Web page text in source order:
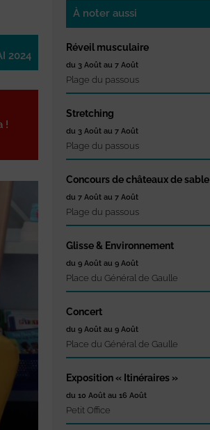
2024
!
À noter aussi
Réveil musculaire
du 3 Août au 7 Août
Plage du passous
Stretching
du 3 Août au 7 Août
Plage du passous
Concours de châteaux de sable
du 7 Août au 7 Août
Plage du passous
Glisse & Environnement
du 9 Août au 9 Août
Place du Général de Gaulle
Concert
du 9 Août au 9 Août
Place du Général de Gaulle
Exposition « Itinéraires »
du 10 Août au 16 Août
Petit Office